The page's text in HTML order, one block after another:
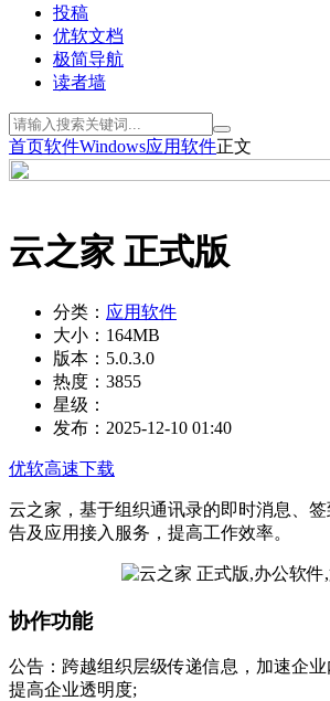
投稿
优软文档
极简导航
读者墙
首页软件Windows应用软件正文
云之家 正式版
分类： 应用软件
大小： 164MB
版本： 5.0.3.0
热度： 3855
星级：
发布： 2025-12-10 01:40
优软高速下载
云之家，基于组织通讯录的即时消息、
告及应用接入服务，提高工作效率。
协作功能
公告：跨越组织层级传递信息，加速企业
提高企业透明度;